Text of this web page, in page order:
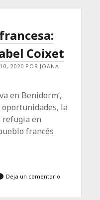
Coixet
2020 POR JOANA
en Benidorm’,
la
refugia en
francés
Deja un comentario